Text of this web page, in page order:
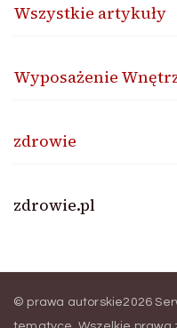
Wszystkie artykuły
Wyposażenie
zdrowie
zdrowie.pl
© prawa autorskie2026